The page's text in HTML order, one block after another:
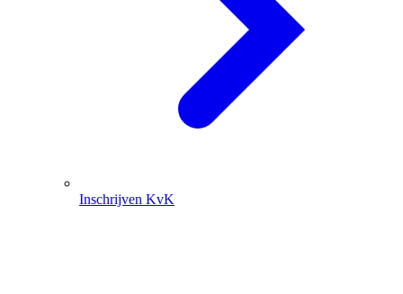
Inschrijven KvK